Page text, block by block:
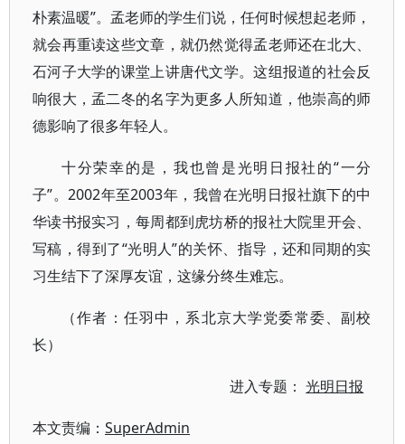
朴素温暖”。孟老师的学生们说，任何时候想起老师，
就会再重读这些文章，就仍然觉得孟老师还在北大、
石河子大学的课堂上讲唐代文学。这组报道的社会反
响很大，孟二冬的名字为更多人所知道，他崇高的师
德影响了很多年轻人。
十分荣幸的是，我也曾是光明日报社的“一分
子”。2002年至2003年，我曾在光明日报社旗下的中
华读书报实习，每周都到虎坊桥的报社大院里开会、
写稿，得到了“光明人”的关怀、指导，还和同期的实
习生结下了深厚友谊，这缘分终生难忘。
（作者：任羽中，系北京大学党委常委、副校
长）
进入专题：光明日报
本文责编： SuperAdmin